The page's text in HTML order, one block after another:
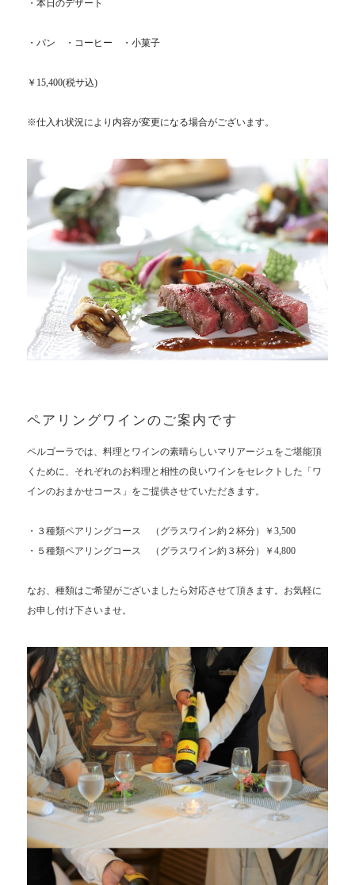
・ 本日のデザート
・パン ・コーヒー ・小菓子
￥15,400(税サ込)
※仕入れ状況により内容が変更になる場合がございます。
ペアリングワインのご案内です
ペルゴーラでは、料理とワインの素晴らしいマリアージュをご堪能頂
くために、それぞれのお料理と相性の良いワインをセレクトした「ワ
インのおまかせコース」をご提供させていただきます。
・３種類ペアリングコース （グラスワイン約２杯分）￥ 3,500
・ ５ 種類ペアリングコース （グラスワイン約３杯分）￥ 4,800
なお、種類はご希望がございましたら対応させて頂きます。お気軽に
お申し付け下さいませ。